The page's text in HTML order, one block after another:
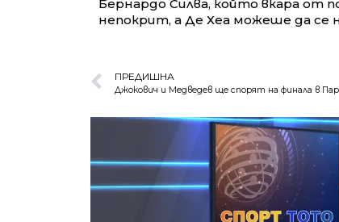
Бернардо Силва, който вкара от
непокрит, а Де Хеа можеше да се
ПРЕДИШНА
Джокович и Медведев ще спорят на финала в